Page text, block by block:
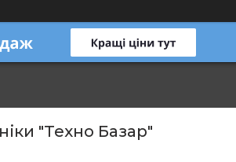
"Техно Базар"